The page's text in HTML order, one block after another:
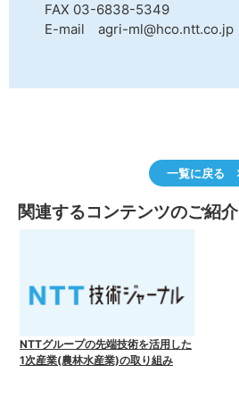
FAX 03-6838-5349
E-mail agri-ml@hco.ntt.co.jp
一覧に戻る
関連するコンテンツのご紹介
NTTグループの先端技術を活用した
1次産業(農林水産業)の取り組み